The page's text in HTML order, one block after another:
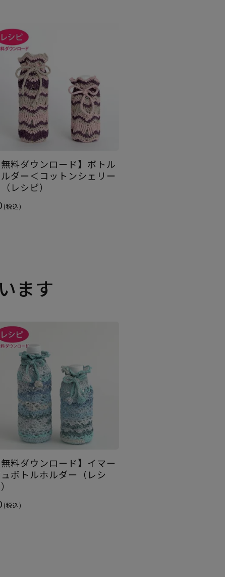
無料ダウンロード】ボトル
ダー＜コットンシェリー
レシピ）
(税込)
ます
無料ダウンロード】イマー
ボトルホルダー（レシ
(税込)